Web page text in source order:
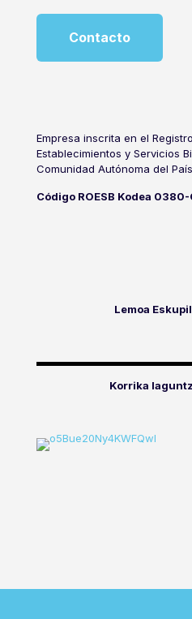
Contacto
Empresa inscrita en el
Establecimientos y Servicios
Comunidad Autónoma del
Código ROESB Kodea 0380-
Lemoa
Korrika